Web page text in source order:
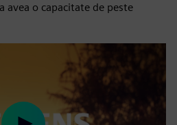
avea o capacitate de peste